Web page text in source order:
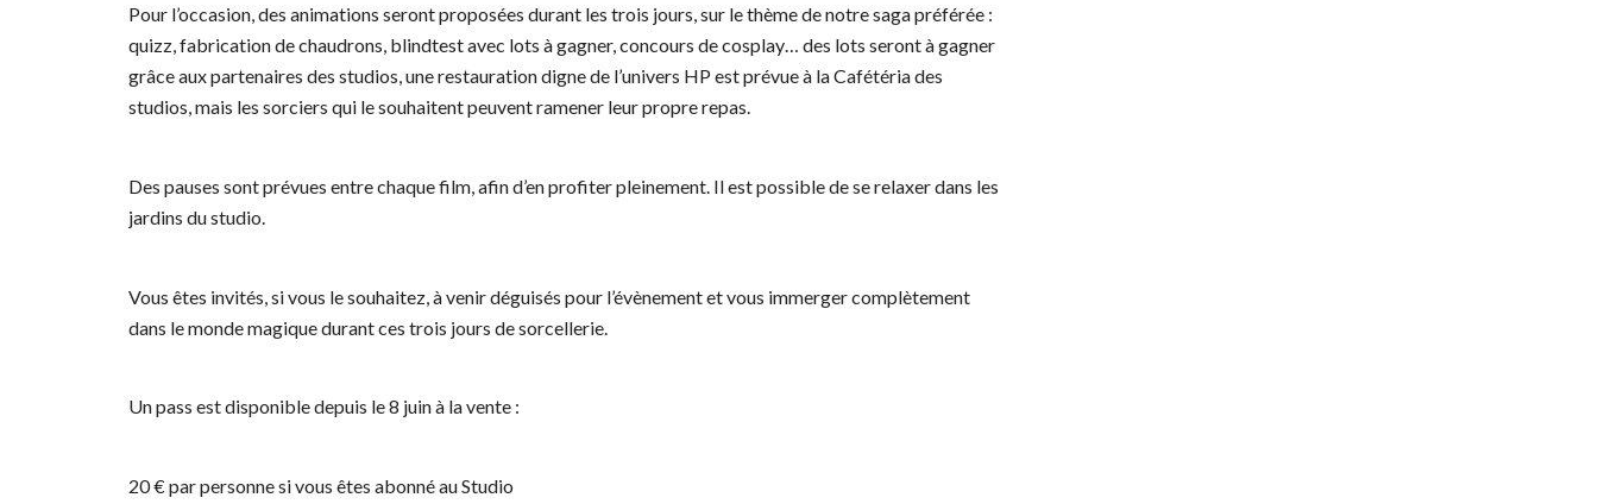
Pour l’occasion, des animations seront proposées durant les trois jours, sur le thème de notre saga préférée :
quizz, fabrication de chaudrons, blindtest avec lots à gagner, concours de cosplay… des lots seront à gagner
grâce aux partenaires des studios, une restauration digne de l’univers HP est prévue à la Cafétéria des
studios, mais les sorciers qui le souhaitent peuvent ramener leur propre repas.
Des pauses sont prévues entre chaque film, afin d’en profiter pleinement. Il est possible de se relaxer dans les
jardins du studio.
Vous êtes invités, si vous le souhaitez, à venir déguisés pour l’évènement et vous immerger complètement
dans le monde magique durant ces trois jours de sorcellerie.
Un pass est disponible depuis le 8 juin à la vente :
20 € par personne si vous êtes abonné au Studio